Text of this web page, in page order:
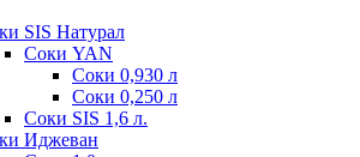
SIS Натурал
Соки YAN
Соки 0,930 л
Соки 0,250 л
Соки SIS 1,6 л.
Иджеван